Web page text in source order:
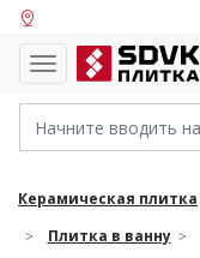
Керамическая плитка
Плитка в ванну